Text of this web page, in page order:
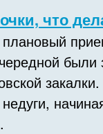
что
были